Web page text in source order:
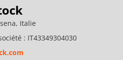
Italie
: IT43349304030